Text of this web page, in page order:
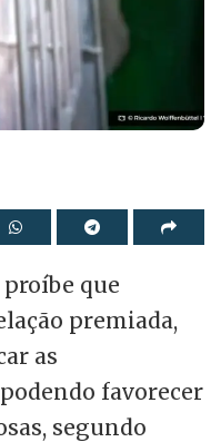
que
premiada,
as
favorecer
segundo